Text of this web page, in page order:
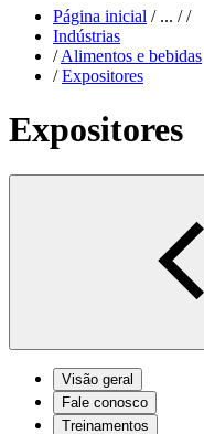
Página inicial /... / /
Indústrias
/ Alimentos e bebidas
/ Expositores
Expositores
Visão geral
Fale conosco
Treinamentos